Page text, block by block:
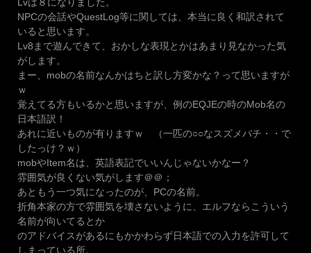
NPCの会話やQuestLog等に関しては、本当に良く和訳されて
いると思います。
Lv8まで遊んできて、おかしな表現とかはあまり見なかった気
がします。
まー、mobの名前なんかはちと訳し方変かな？って思いますが
ｗ
覚えてる方もいるかと思いますが、例のEQJEの時のMob名の
日本語訳！
あれに近いものが有りますｗ （一匹の○○なスズメバチ・・で
したっけ？ｗ）
mobやItem名は、英語表記でいいんじゃないかなー？
雰囲気が良くない気がします＠＠；
あともう一つ気になったのが、PCの名前。
折角本家の方で雰囲気を壊さないように、エルフならこういう
名前が向いてるとか
のアドバイスがあるにもかかわらず日本語での入力を許可して
しまっている所。